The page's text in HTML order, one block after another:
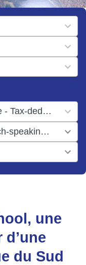
Missions avec réduction fiscale - Tax-deductible missions
Missions francophones - French-speaking missions
une
du Sud